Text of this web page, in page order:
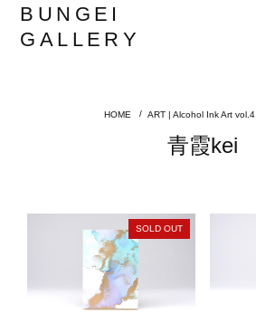
BUNGEI
GALLERY
ART | Alcohol Ink Art vol.4
青霞kei
SOLD OUT